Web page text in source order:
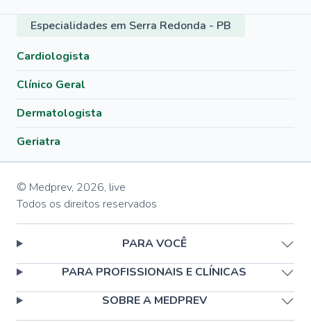
Especialidades em Serra Redonda - PB
Cardiologista
Clínico Geral
Dermatologista
Geriatra
© Medprev, 2026, live
Todos os direitos reservados
PARA VOCÊ
PARA PROFISSIONAIS E CLÍNICAS
SOBRE A MEDPREV